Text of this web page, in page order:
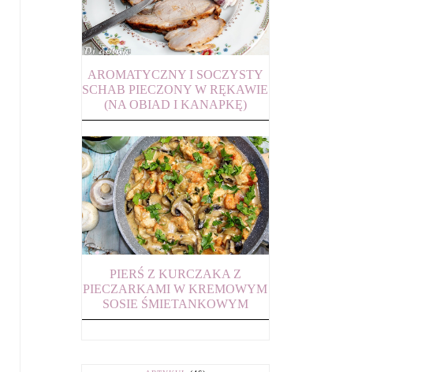
AROMATYCZNY I SOCZYSTY
SCHAB PIECZONY W RĘKAWIE
(NA OBIAD I KANAPKĘ)
PIERŚ Z KURCZAKA Z
PIECZARKAMI W KREMOWYM
SOSIE ŚMIETANKOWYM